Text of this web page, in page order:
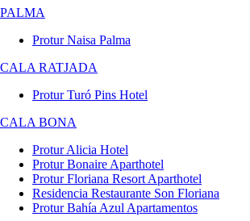
PALMA
Protur Naisa Palma
CALA RATJADA
Protur Turó Pins Hotel
CALA BONA
Protur Alicia Hotel
Protur Bonaire Aparthotel
Protur Floriana Resort Aparthotel
Residencia Restaurante Son Floriana
Protur Bahía Azul Apartamentos